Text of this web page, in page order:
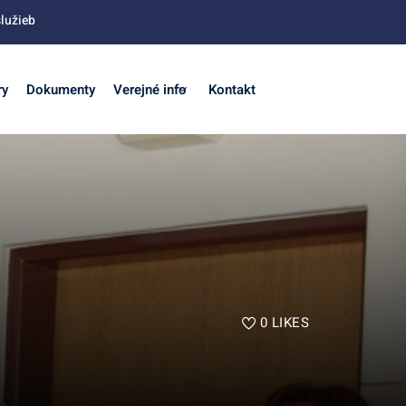
Dokumenty Verejné info Kontakt
0 LIKES